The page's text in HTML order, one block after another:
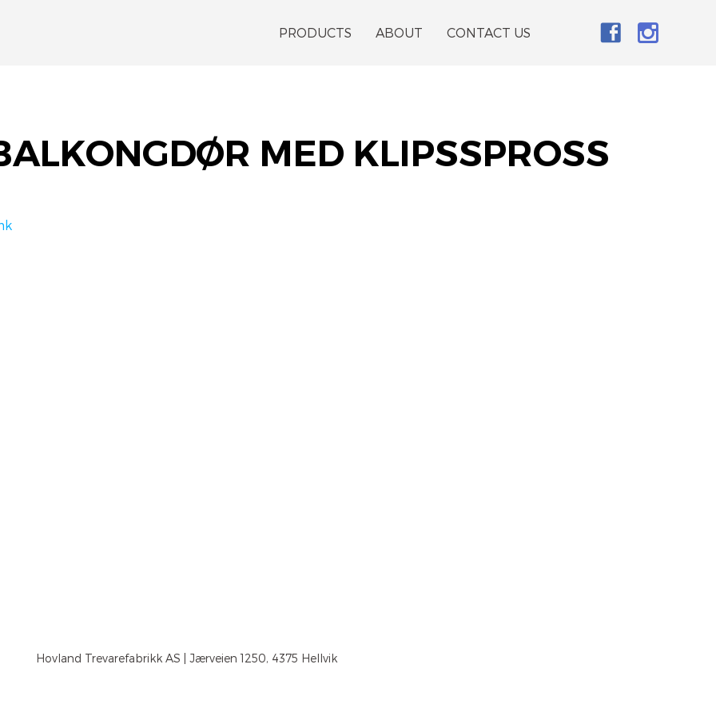
PRODUCTS ABOUT CONTACT US
MED KLIPSSPROSS
Hovland Trevarefabrikk AS | Jærveien 1250, 4375 Hellvik